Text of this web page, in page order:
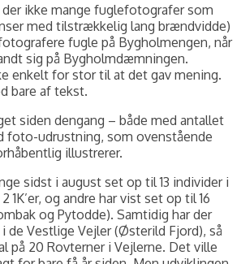
ikke mange fuglefotografer som
med tilstrækkelig lang brændvidde)
fugle på Bygholmengen, når
sig på Bygholmdæmningen.
enkelt for stor til at det gav mening.
bare af tekst.
siden dengang – både med antallet
foto-udrustning, som ovenstående
illustrerer.
sidst i august set op til 13 individer i
1K’er, og andre har vist set op til 16
og Pytodde). Samtidig har der
de Vestlige Vejler (Østerild Fjord), så
på 20 Rovterner i Vejlerne. Det ville